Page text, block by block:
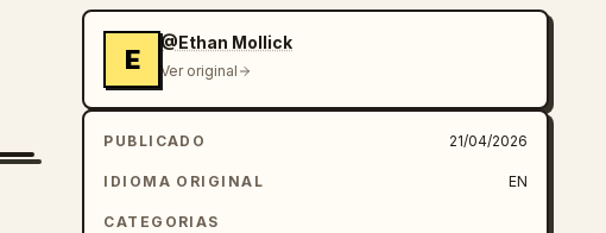
E
@Ethan Mollick
Ver original
PUBLICADO 21/04/2026
IDIOMA ORIGINAL EN
CATEGORIAS